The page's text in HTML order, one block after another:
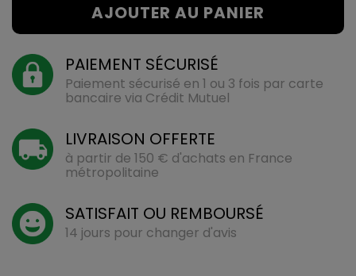
AJOUTER AU PANIER
PAIEMENT SÉCURISÉ
Paiement sécurisé en 1 ou 3 fois par carte
bancaire via Crédit Mutuel
LIVRAISON OFFERTE
à partir de 150 € d'achats en France
métropolitaine
SATISFAIT OU REMBOURSÉ
14 jours pour changer d'avis